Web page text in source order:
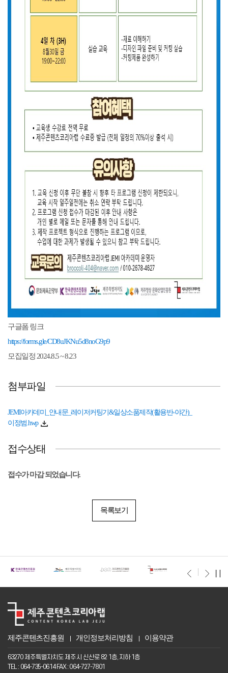
구글폼 링크
https://forms.gle/CD8uJKNu5d8noG9p9
모집일정 2024.8.5 ~ 8.23
첨부파일
JEMI아카데미_안내문_레이저커팅기&일상소품제작(활용반-야간)_
이정범.hwp
접수상태
접수가 마감 되었습니다.
목록보기
제주콘텐츠진흥원 개인정보처리방침 이용약관
63270 제주특별자치도 제주시 신산로 82 1층, 지하 1층
TEL : 064-735-0614 FAX : 064-727-7801